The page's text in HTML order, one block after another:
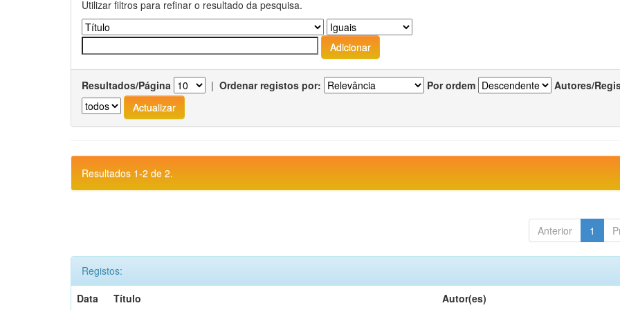
Utilizar filtros para refinar o resultado da pesquisa.
Resultados/Página | Ordenar registos por: Por ordem Autores/
Resultados 1-2 de 2.
Anterior 1
Registos:
Data
Título Autor(es)